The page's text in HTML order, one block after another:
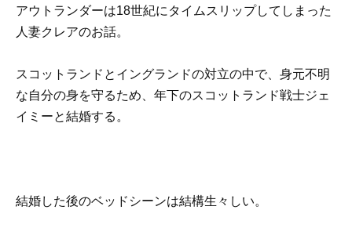
アウトランダーは18世紀にタイムスリップしてしまった
人妻クレアのお話。
スコットランドとイングランドの対立の中で、身元不明
な自分の身を守るため、年下のスコットランド戦士ジェ
イミーと結婚する。
結婚した後のベッドシーンは結構生々しい。